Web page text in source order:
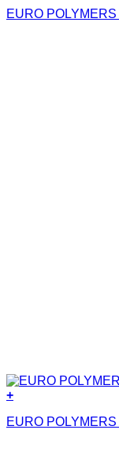
EURO
+
EURO